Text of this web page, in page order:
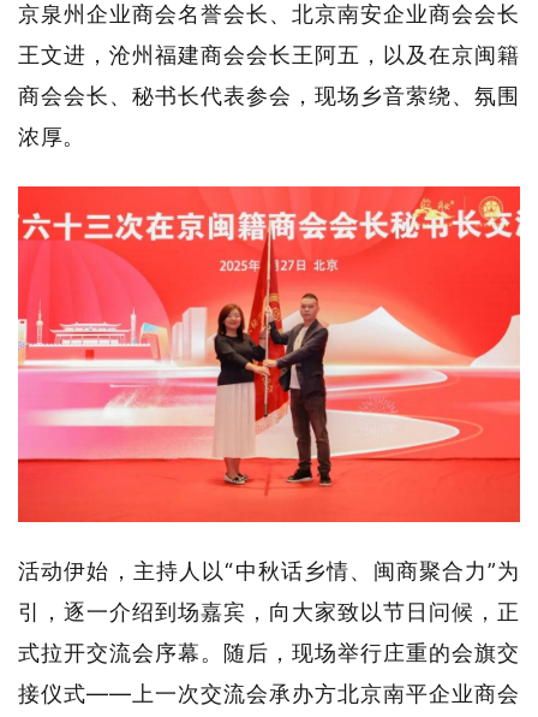
京泉州企业商会名誉会长、北京南安企业商会会长
王文进，沧州福建商会会长王阿五，以及在京闽籍
商会会长、秘书长代表参会，现场乡音萦绕、氛围
浓厚。
活动伊始，主持人以“中秋话乡情、闽商聚合力”为
引，逐一介绍到场嘉宾，向大家致以节日问候，正
式拉开交流会序幕。随后，现场举行庄重的会旗交
接仪式——上一次交流会承办方北京南平企业商会